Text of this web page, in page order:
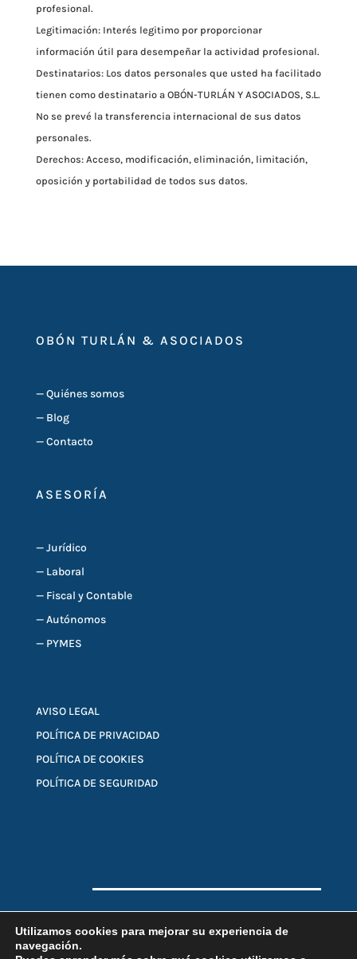
profesional.
Legitimación: Interés legitimo por proporcionar
información útil para desempeñar la actividad profesional.
Destinatarios: Los datos personales que usted ha facilitado
tienen como destinatario a OBÓN-TURLÁN Y ASOCIADOS, S.L.
No se prevé la transferencia internacional de sus datos
personales.
Derechos: Acceso, modificación, eliminación, limitación,
oposición y portabilidad de todos sus datos.
OBÓN TURLÁN & ASOCIADOS
—Quiénes somos
— Blog
—Contacto
ASESORÍA
—Jurídico
— Laboral
— Fiscal y Contable
—Autónomos
— PYMES
AVISO LEGAL
POLÍTICA DE PRIVACIDAD
POLÍTICA DE COOKIES
POLÍTICA DE SEGURIDAD
COPYRIGHT © 2026 Obón Turlán & Asociados
Utilizamos cookies para mejorar su experiencia de
navegación.